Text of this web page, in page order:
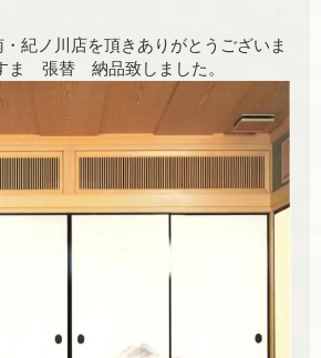
紀ノ川店を頂きありがとうございま
ま 張替 納品致しました。